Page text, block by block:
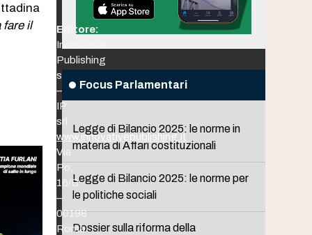
fare il
Focus Parlamentari
Legge di Bilancio 2025: le norme in
materia di Affari costituzionali
Legge di Bilancio 2025: le norme per
le politiche sociali
Dossier sulla riforma della
Editore:
Innovative
Publishing
srl
–
IP
srl
www.innovativepublishing.it
Via
Po,
16/B
–
00198
Roma